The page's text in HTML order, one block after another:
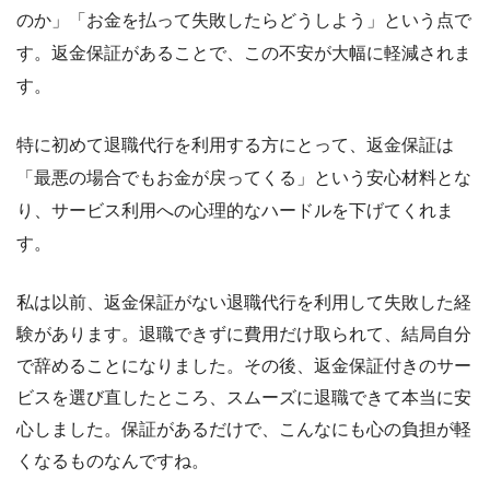
のか」「お金を払って失敗したらどうしよう」という点で
す。返金保証があることで、この不安が大幅に軽減されま
す。
特に初めて退職代行を利用する方にとって、返金保証は
「最悪の場合でもお金が戻ってくる」という安心材料とな
り、サービス利用への心理的なハードルを下げてくれま
す。
私は以前、返金保証がない退職代行を利用して失敗した経
験があります。退職できずに費用だけ取られて、結局自分
で辞めることになりました。その後、返金保証付きのサー
ビスを選び直したところ、スムーズに退職できて本当に安
心しました。保証があるだけで、こんなにも心の負担が軽
くなるものなんですね。